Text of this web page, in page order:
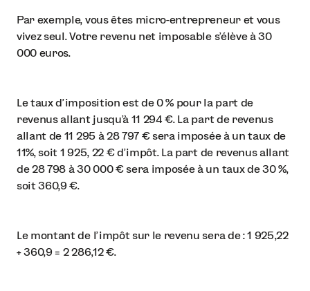
Par exemple, vous êtes micro-entrepreneur et vous
vivez seul. Votre revenu net imposable s’élève à 30
000 euros.
Le taux d’imposition est de 0 % pour la part de
revenus allant jusqu’à 11 294 €. La part de revenus
allant de 11 295 à 28 797 € sera imposée à un taux de
11%, soit 1 925, 22 € d’impôt. La part de revenus allant
de 28 798 à 30 000 € sera imposée à un taux de 30 %,
soit 360,9 €.
Le montant de l’impôt sur le revenu sera de : 1 925,22
+ 360,9 = 2 286,12 €.